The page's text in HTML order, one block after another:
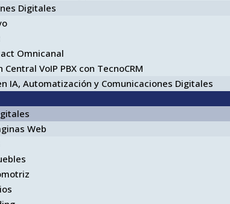
Digitales
Omnicanal
VoIP PBX con TecnoCRM
IA, Automatización y Comunicaciones Digitales
Web